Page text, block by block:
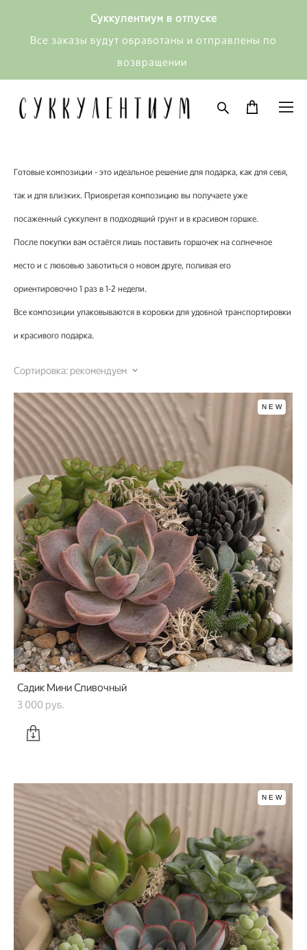
Суккулентиум в отпуске
Все заказы будут обработаны и отправлены по
возвращении
Готовые композиции - это идеальное решение для подарка, как для себя,
так и для близких. Приобретая композицию вы получаете уже
посаженный суккулент в подходящий грунт и в красивом горшке.
После покупки вам остаётся лишь поставить горшочек на солнечное
место и с любовью заботиться о новом друге, поливая его
ориентировочно 1 раз в 1-2 недели.
Все композиции упаковываются в коробки для удобной транспортировки
и красивого подарка.
Сортировка:рекомендуем
NEW
Садик Мини Сливочный
3 000 pуб.
NEW